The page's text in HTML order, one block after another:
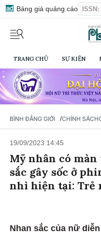
Bảng giá quảng cáo
TRANG CHỦ SỰ KIỆN
BÌNH ĐẲNG GIỚI /CHÍNH SÁCH
19/09/2023 14:45
Mỹ nhân có
sắc gây sốc ở
nhì hiện tại: Trẻ
Nhan sắc của nữ